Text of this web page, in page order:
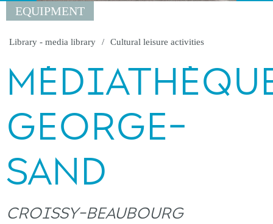
EQUIPMENT
Library - media library Cultural leisure activities
GEORGE-
SAND
CROISSY-BEAUBOURG